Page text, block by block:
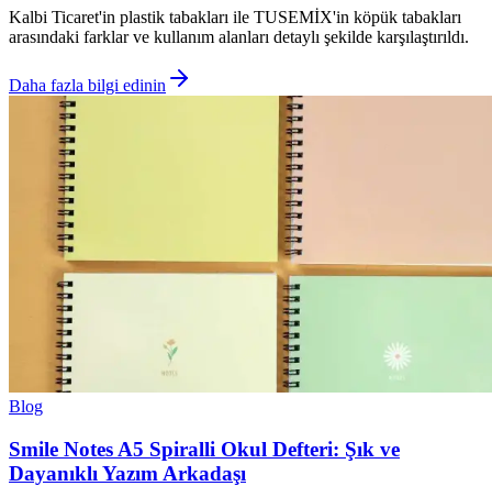
Kalbi Ticaret'in plastik tabakları ile TUSEMİX'in köpük tabakları
arasındaki farklar ve kullanım alanları detaylı şekilde karşılaştırıldı.
Daha fazla bilgi edinin
Blog
Smile Notes A5 Spiralli Okul Defteri: Şık ve
Dayanıklı Yazım Arkadaşı